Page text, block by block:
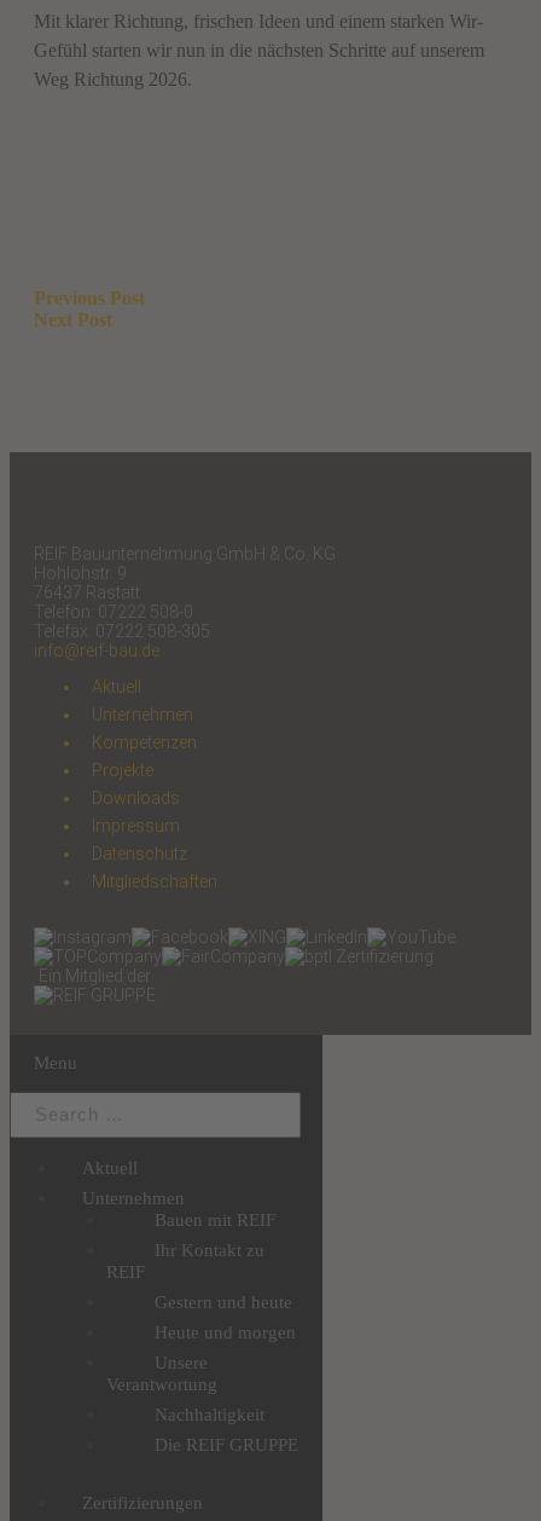
Mit klarer Richtung, frischen Ideen und einem starken Wir-
Gefühl starten wir nun in die nächsten Schritte auf unserem
Weg Richtung 2026.
Beitragsnavigation
Previous Post
Next Post
REIF Bauunternehmung GmbH & Co. KG
Hohlohstr. 9
76437 Rastatt
Telefon: 07222 508-0
Telefax: 07222 508-305
info@reif-bau.de
Aktuell
Unternehmen
Kompetenzen
Projekte
Downloads
Impressum
Datenschutz
Mitgliedschaften
Ein Mitglied der
Menu
Aktuell
Unternehmen
Bauen mit REIF
Ihr Kontakt zu
REIF
Gestern und heute
Heute und morgen
Unsere
Verantwortung
Nachhaltigkeit
Die REIF GRUPPE
Zertifizierungen